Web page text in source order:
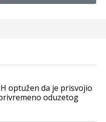
optužen da je prisvojio
oduzetog